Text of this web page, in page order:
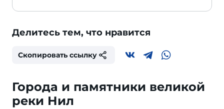
Делитесь тем, что нравится
Скопировать ссылку
Города и памятники великой
реки Нил